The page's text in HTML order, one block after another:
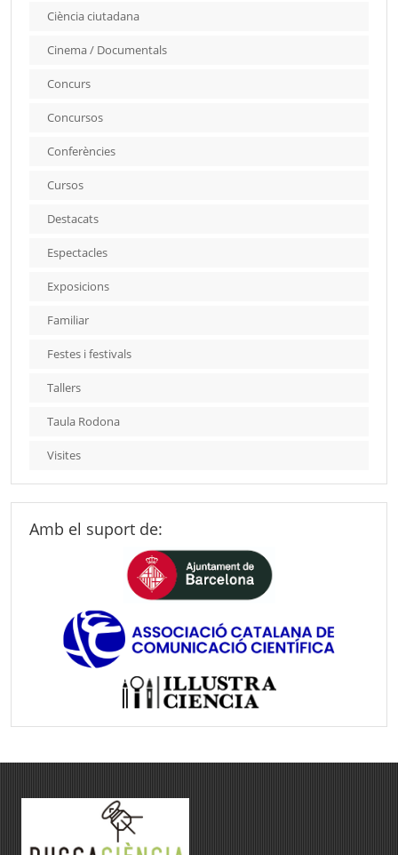
Ciència ciutadana
Cinema / Documentals
Concurs
Concursos
Conferències
Cursos
Destacats
Espectacles
Exposicions
Familiar
Festes i festivals
Tallers
Taula Rodona
Visites
Amb el suport de: